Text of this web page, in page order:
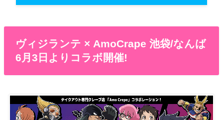
ヴィジランテ × AmoCrape 池袋/なんば
6月3日よりコラボ開催!